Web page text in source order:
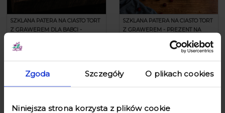
Zgoda Szczegóły O plikach cookies
Niniejsza strona korzysta z plików cookie
SZKLANA PATERA NA CIASTO TORT
Z GRAWEREM DLA BABCI -
DOMOWE WYPIEKI KOCHANEJ
129,90 zł 169,90 zł
SZKLANA PATERA NA CIASTO TORT
Z GRAWEREM - PREZENT NA